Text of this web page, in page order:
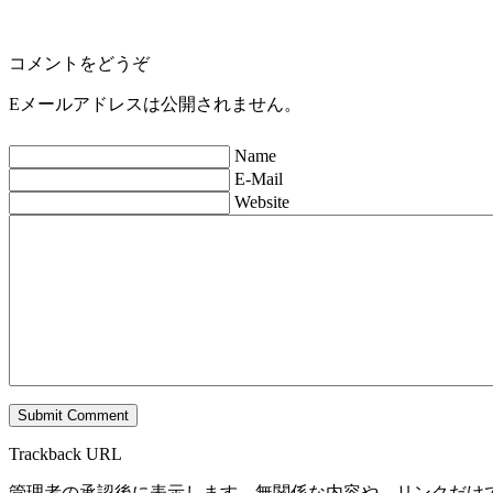
コメントをどうぞ
Eメールアドレスは公開されません。
Name
E-Mail
Website
Trackback URL